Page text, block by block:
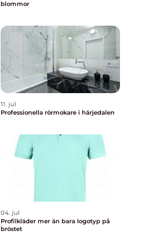
blommor
11. jul
Professionella rörmokare i härjedalen
04. jul
Profilkläder mer än bara logotyp på
bröstet